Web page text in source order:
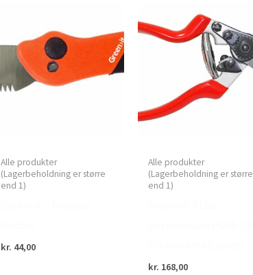
Alle produkter
(Lagerbeholdning er større
end 1)
kr. 44,00
Alle produkter
(Lagerbeholdning er større
end 1)
kr. 168,00